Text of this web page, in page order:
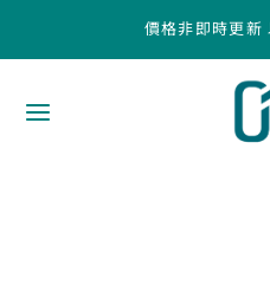
價格非即時更新